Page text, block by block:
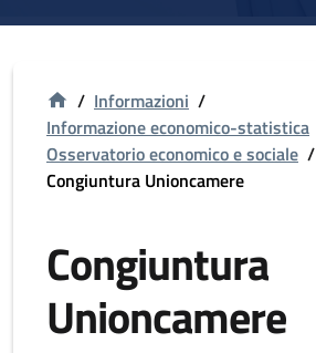
/ Informazioni /
Informazione economico-statistica
Osservatorio economico e sociale /
Congiuntura Unioncamere
Congiuntura
Unioncamere